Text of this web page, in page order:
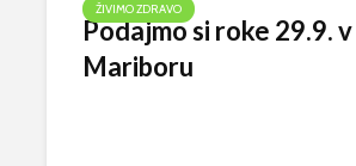
ŽIVIMO ZDRAVO
Podajmo si roke 29.9. v
Mariboru